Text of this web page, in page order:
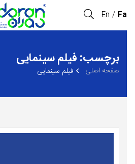
Fa
En
برچسب: فیلم سینمایی
صفحه اصلی فیلم سینمایی